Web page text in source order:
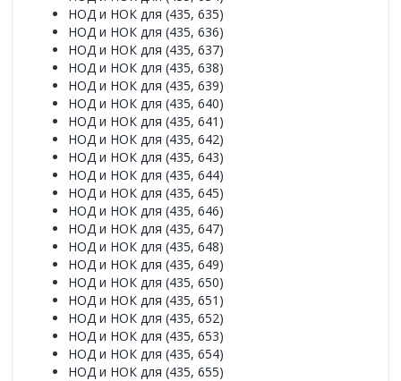
НОД и НОК для (435, 635)
НОД и НОК для (435, 636)
НОД и НОК для (435, 637)
НОД и НОК для (435, 638)
НОД и НОК для (435, 639)
НОД и НОК для (435, 640)
НОД и НОК для (435, 641)
НОД и НОК для (435, 642)
НОД и НОК для (435, 643)
НОД и НОК для (435, 644)
НОД и НОК для (435, 645)
НОД и НОК для (435, 646)
НОД и НОК для (435, 647)
НОД и НОК для (435, 648)
НОД и НОК для (435, 649)
НОД и НОК для (435, 650)
НОД и НОК для (435, 651)
НОД и НОК для (435, 652)
НОД и НОК для (435, 653)
НОД и НОК для (435, 654)
НОД и НОК для (435, 655)